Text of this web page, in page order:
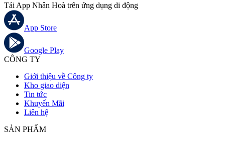
Tải App Nhân Hoà trên ứng dụng di động
App Store
Google Play
CÔNG TY
Giới thiệu về Công ty
Kho giao diện
Tin tức
Khuyến Mãi
Liên hệ
SẢN PHẨM